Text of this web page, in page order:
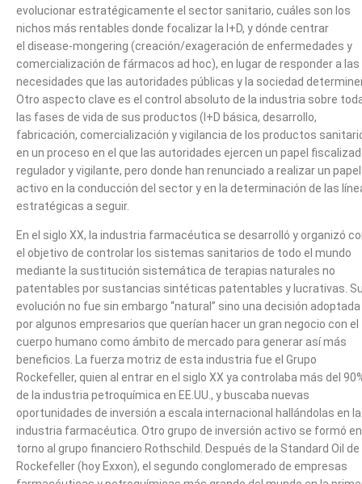
evolucionar estratégicamente el sector sanitario, cuáles son los
nichos más rentables donde focalizar la I+D, y dónde centrar
el disease-mongering (creación/exageración de enfermedades y
comercialización de fármacos ad hoc), en lugar de responder a las
necesidades que las autoridades públicas y la sociedad
Otro aspecto clave es el control absoluto de la industria sobre
las fases de vida de sus productos (I+D básica, desarrollo,
fabricación, comercialización y vigilancia de los productos
en un proceso en el que las autoridades ejercen un papel
regulador y vigilante, pero donde han renunciado a realizar un papel
activo en la conducción del sector y en la determinación de las
estratégicas a seguir.
En el siglo XX, la industria farmacéutica se desarrolló y organizó
el objetivo de controlar los sistemas sanitarios de todo el mundo
mediante la sustitución sistemática de terapias naturales no
patentables por sustancias sintéticas patentables y lucrativas.
evolución no fue sin embargo “natural” sino una decisión adoptada
por algunos empresarios que querían hacer un gran negocio con el
cuerpo humano como ámbito de mercado para generar así más
beneficios. La fuerza motriz de esta industria fue el Grupo
Rockefeller, quien al entrar en el siglo XX ya controlaba más del
de la industria petroquímica en EE.UU., y buscaba nuevas
oportunidades de inversión a escala internacional hallándolas en la
industria farmacéutica. Otro grupo de inversión activo se formó en
torno al grupo financiero Rothschild. Después de la Standard Oil de
Rockefeller (hoy Exxon), el segundo conglomerado de empresas